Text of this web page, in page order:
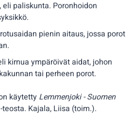
eli paliskunta. Poronhoidon
pienin aitaus, jossa porot
kirnua ympäröivät aidat, johon
tai perheen porot.
käytetty Lemmenjoki - Suomen
Kajala, Liisa (toim.).